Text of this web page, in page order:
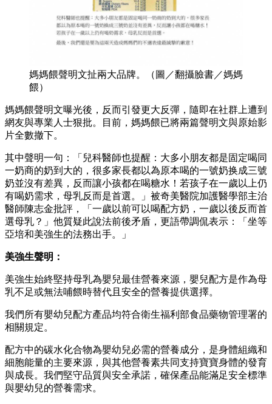
媽媽餵聲明文扯兩大品牌。（圖／翻攝臉書／媽媽
餵）
媽媽餵聲明文曝光後，反而引發更大反彈，隨即在社群上遭到
網友與專業人士狠批。目前，媽媽餵已將兩篇聲明文與原始影
片全數撤下。
其中聲明一句：「兒科醫師也提醒：大多小朋友都是固定喝同
一奶商的奶到大的，很多家長都以為原本喝的一號奶换成三號
奶並沒有差異，反而讓小孩都在喝糖水！若孩子在一歲以上仍
有喝奶需求，母乳反而是首選。」被奇美醫院加護醫學部主治
醫師陳志金批評，「一歲以前可以喝配方奶，一歲以後反而首
選母乳？」他質疑此說法前後矛盾，更語帶調侃表示：「坐等
亞培和美強生的法務出手。」
美強生聲明：
美強生始終堅持母乳為嬰兒最佳營養來源，嬰兒配方是作為母
乳不足或無法哺餵時替代且安全的營養提供選擇。
我們所有嬰幼兒配方產品均符合衛生福利部食品藥物管理署的
相關規定。
配方中的碳水化合物為嬰幼兒必需的營養成分，是身體組織和
細胞能量的主要來源，與其他營養素共同支持寶寶身體的發育
與成長。我們堅守品質與安全承諾，確保產品能滿足安全標準
與嬰幼兒的營養需求。